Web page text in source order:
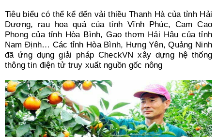
Tiêu biểu có thể kể đến vải thiều Thanh Hà của tỉnh Hải
Dương, rau hoa quả của tỉnh Vĩnh Phúc, Cam Cao
Phong của tỉnh Hòa Bình, Gạo thơm Hải Hậu của tỉnh
Nam Định… Các tỉnh Hòa Bình, Hưng Yên, Quảng Ninh
đã ứng dụng giải pháp CheckVN xây dựng hệ thống
thông tin điện tử truy xuất nguồn gốc nông